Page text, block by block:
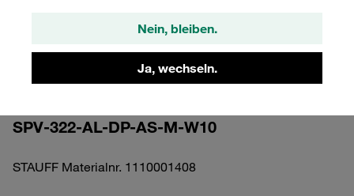
Nein, bleiben.
Ja, wechseln.
3 Ø22mm Aluminium W10
Anschweißpl., lang Deckpl., AS-
Schraube gerippt, mit Vorspannung
SPV-322-AL-DP-AS-M-W10
STAUFF Materialnr. 1110001408